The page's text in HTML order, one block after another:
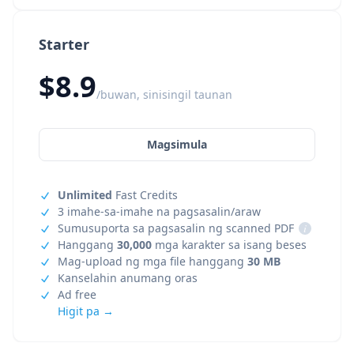
Starter
$8.9/buwan, sinisingil taunan
Magsimula
Unlimited Fast Credits
3 imahe-sa-imahe na pagsasalin/araw
Sumusuporta sa pagsasalin ng scanned PDF
i
Hanggang 30,000 mga karakter sa isang beses
Mag-upload ng mga file hanggang 30 MB
Kanselahin anumang oras
Ad free
Higit pa →